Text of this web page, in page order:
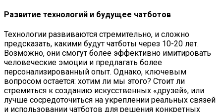
Развитие технологий и будущее чатботов
Технологии развиваются стремительно, и сложно
предсказать, какими будут чатботы через 10-20 лет.
Возможно, они смогут более эффективно имитировать
человеческие эмоции и предлагать более
персонализированный опыт. Однако, ключевым
вопросом остается: хотим ли мы этого? Стоит ли
стремиться к созданию искусственных «друзей», или
лучше сосредоточиться на укреплении реальных связей
и использовании чатботов для решения конкретных